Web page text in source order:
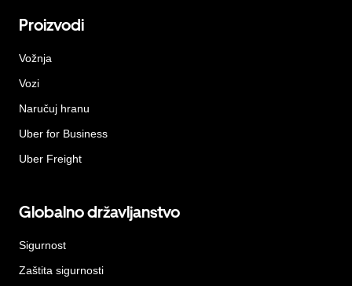
Proizvodi
Vožnja
Vozi
Naručuj hranu
Uber for Business
Uber Freight
Globalno državljanstvo
Sigurnost
Zaštita sigurnosti